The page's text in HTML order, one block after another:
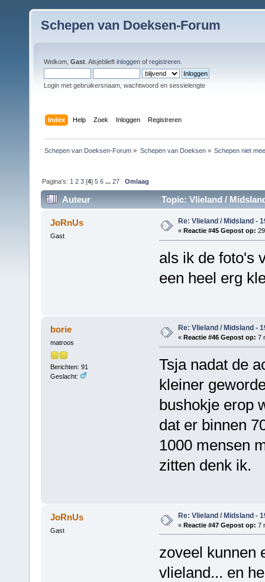
Schepen van Doeksen-Forum
Welkom, Gast . Alsjeblieft inloggen of registreren
Login met gebruikersnaam, wachtwoord en sessielengte
Index Help Zoek Inloggen Registreren
Schepen van Doeksen-Forum » Schepen van Doeksen» Schepen niet
Pagina's: 1 2 3 [4]5 6 ...27 Omlaag
Auteur Topic: Vlieland /
JoRnUs
Gast
Re: Vlieland / Midsland -
« Reactie #45 Gepost op:
als ik de foto's
een heel erg
borie
matroos
Berichten: 91
Geslacht:
Re: Vlieland / Midsland -
« Reactie #46 Gepost op: 7
Tsja nadat de
kleiner
bushokje erop
dat er binnen
1000 mensen
zitten denk ik.
JoRnUs
Gast
Re: Vlieland / Midsland -
« Reactie #47 Gepost op: 7
zoveel kunnen
vlieland... en